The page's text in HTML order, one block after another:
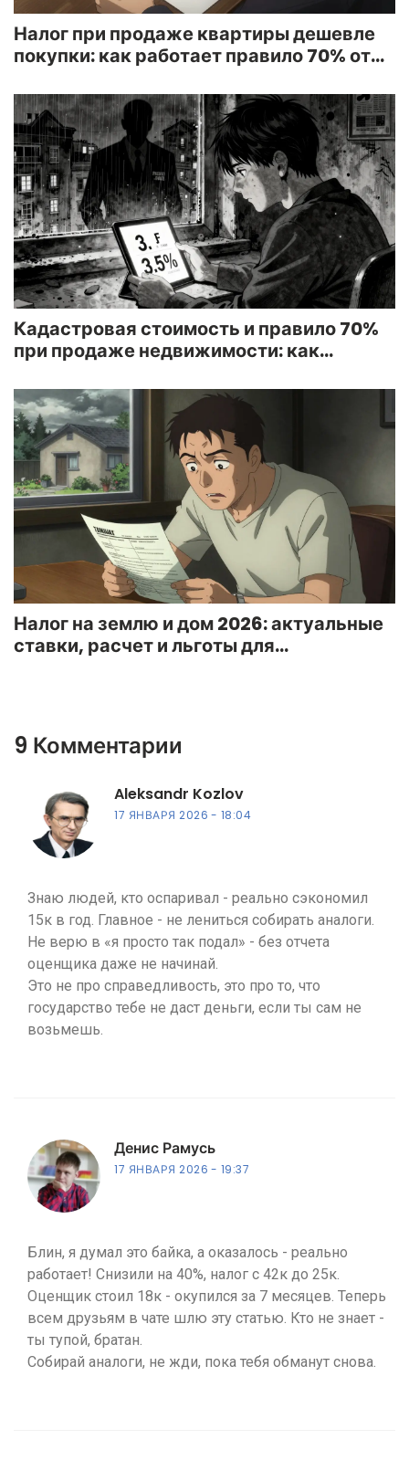
Налог при продаже квартиры дешевле
покупки: как работает правило 70% от
Кадастровая стоимость и правило 70%
при продаже недвижимости: как
Налог на землю и дом 2026: актуальные
ставки, расчет и льготы для
9 Комментарии
Aleksandr Kozlov
17 ЯНВАРЯ 2026 18:04
Знаю людей, кто оспаривал - реально сэкономил
15к в год. Главное - не лениться собирать аналоги.
Не верю в «я просто так подал» - без отчета
оценщика даже не начинай.
Это не про справедливость, это про то, что
государство тебе не даст деньги, если ты сам не
возьмешь.
Денис Рамусь
17 ЯНВАРЯ 2026 19:37
Блин, я думал это байка, а оказалось - реально
работает! Снизили на 40%, налог с 42к до 25к.
Оценщик стоил 18к - окупился за 7 месяцев. Теперь
всем друзьям в чате шлю эту статью. Кто не знает -
ты тупой, братан.
Собирай аналоги, не жди, пока тебя обманут снова.